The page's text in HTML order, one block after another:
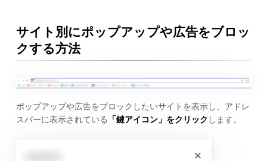
サイト別にポップアップや広告をブロッ
クする方法
ポップアップや広告をブロックしたいサイトを表示し、アドレ
スバーに表示されている
「鍵アイコン」をクリック します。